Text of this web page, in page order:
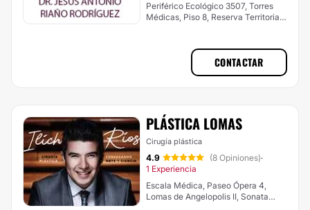
Periférico Ecológico 3507, Torres
Médicas, Piso 8, Reserva Territorial
CONTACTAR
PLÁSTICA LOMAS
Cirugía plástica
4.9 (8 Opiniones)·
1 Experiencia
Escala Médica, Paseo Ópera 4,
Lomas de Angelopolis II, Sonata